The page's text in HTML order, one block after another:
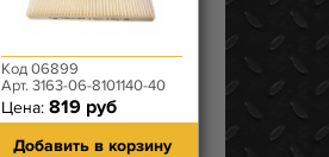
Код 06899
Арт. 3163-06-8101140-40
Цена: 819 руб
Добавить в корзину